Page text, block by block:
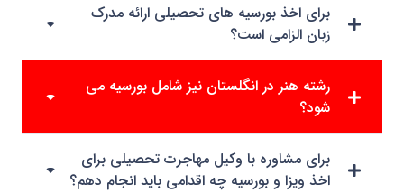
برای اخذ بورسیه های تحصیلی ارائه مدرک
زبان الزامی است؟
رشته هنر در انگلستان نیز شامل بورسیه می
شود؟
برای مشاوره با وکیل مهاجرت تحصیلی برای
اخذ ویزا و بورسیه چه اقدامی باید انجام دهم؟